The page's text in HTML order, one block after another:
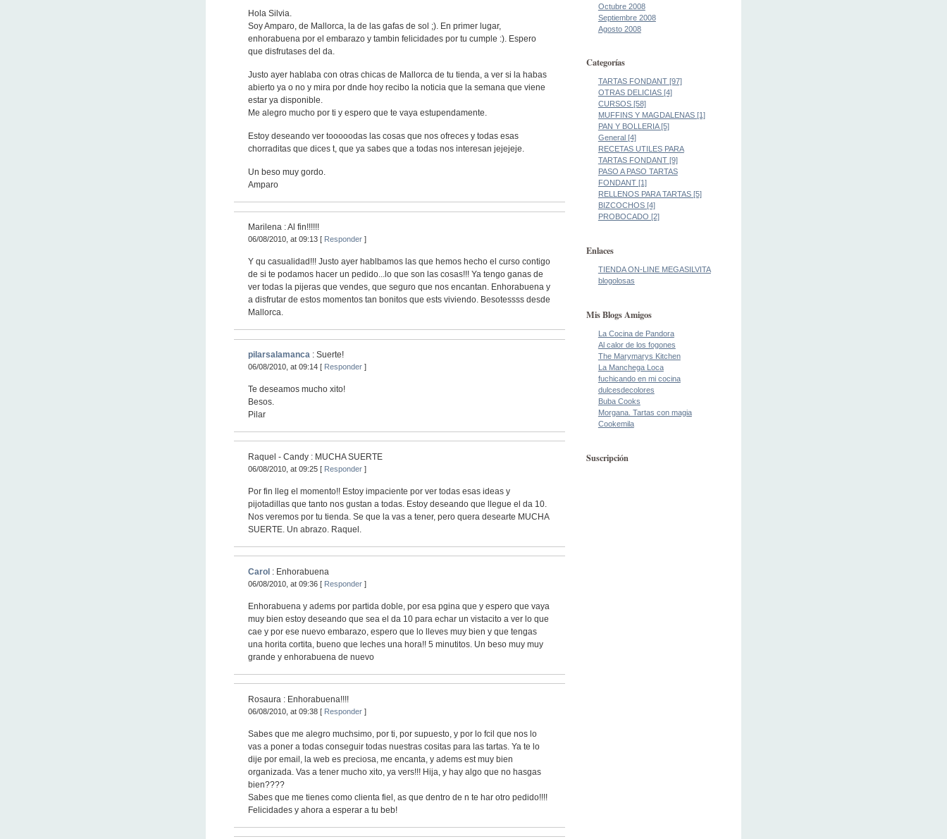
Hola Silvia.
Soy Amparo, de Mallorca, la de las gafas de sol ;). En primer lugar,
enhorabuena por el embarazo y tambin felicidades por tu cumple :). Espero
que disfrutases del da.
Justo ayer hablaba con otras chicas de Mallorca de tu tienda, a ver si la habas
abierto ya o no y mira por dnde hoy recibo la noticia que la semana que viene
estar ya disponible.
Me alegro mucho por ti y espero que te vaya estupendamente.
Estoy deseando ver tooooodas las cosas que nos ofreces y todas esas
chorraditas que dices t, que ya sabes que a todas nos interesan jejejeje.
Un beso muy gordo.
Amparo
Marilena : Al fin!!!!!!
06/08/2010, at 09:13 [ Responder ]
Y qu casualidad!!! Justo ayer hablbamos las que hemos hecho el curso contigo
de si te podamos hacer un pedido...lo que son las cosas!!! Ya tengo ganas de
ver todas la pijeras que vendes, que seguro que nos encantan. Enhorabuena y
a disfrutar de estos momentos tan bonitos que ests viviendo. Besotessss desde
Mallorca.
pilarsalamanca : Suerte!
06/08/2010, at 09:14 [ Responder ]
Te deseamos mucho xito!
Besos.
Pilar
Raquel - Candy : MUCHA SUERTE
06/08/2010, at 09:25 [ Responder ]
Por fin lleg el momento!! Estoy impaciente por ver todas esas ideas y
pijotadillas que tanto nos gustan a todas. Estoy deseando que llegue el da 10.
Nos veremos por tu tienda. Se que la vas a tener, pero quera desearte MUCHA
SUERTE. Un abrazo. Raquel.
Carol : Enhorabuena
06/08/2010, at 09:36 [ Responder ]
Enhorabuena y adems por partida doble, por esa pgina que y espero que vaya
muy bien estoy deseando que sea el da 10 para echar un vistacito a ver lo que
cae y por ese nuevo embarazo, espero que lo lleves muy bien y que tengas
una horita cortita, bueno que leches una hora!! 5 minutitos. Un beso muy muy
grande y enhorabuena de nuevo
Rosaura : Enhorabuena!!!!
06/08/2010, at 09:38 [ Responder ]
Sabes que me alegro muchsimo, por ti, por supuesto, y por lo fcil que nos lo
vas a poner a todas conseguir todas nuestras cositas para las tartas. Ya te lo
dije por email, la web es preciosa, me encanta, y adems est muy bien
organizada. Vas a tener mucho xito, ya vers!!! Hija, y hay algo que no hasgas
bien????
Sabes que me tienes como clienta fiel, as que dentro de n te har otro pedido!!!!
Felicidades y ahora a esperar a tu beb!
Octubre 2008
Septiembre 2008
Agosto 2008
Categorías
TARTAS FONDANT [97]
OTRAS DELICIAS [4]
CURSOS [58]
MUFFINS Y MAGDALENAS [1]
PAN Y BOLLERIA [5]
General [4]
RECETAS UTILES PARA
TARTAS FONDANT [9]
PASO A PASO TARTAS
FONDANT [1]
RELLENOS PARA TARTAS [5]
BIZCOCHOS [4]
PROBOCADO [2]
Enlaces
TIENDA ON-LINE MEGASILVITA
blogolosas
Mis Blogs Amigos
La Cocina de Pandora
Al calor de los fogones
The Marymarys Kitchen
La Manchega Loca
fuchicando en mi cocina
dulcesdecolores
Buba Cooks
Morgana. Tartas con magia
Cookemila
Suscripción